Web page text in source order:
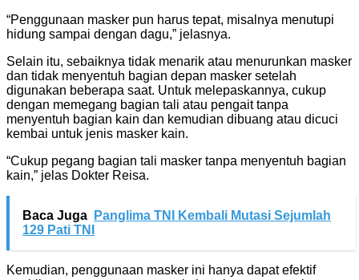
“Penggunaan masker pun harus tepat, misalnya menutupi
hidung sampai dengan dagu,” jelasnya.
Selain itu, sebaiknya tidak menarik atau menurunkan masker
dan tidak menyentuh bagian depan masker setelah
digunakan beberapa saat. Untuk melepaskannya, cukup
dengan memegang bagian tali atau pengait tanpa
menyentuh bagian kain dan kemudian dibuang atau dicuci
kembai untuk jenis masker kain.
“Cukup pegang bagian tali masker tanpa menyentuh bagian
kain,” jelas Dokter Reisa.
Baca Juga
Panglima TNI Kembali Mutasi Sejumlah
129 Pati TNI
Kemudian, penggunaan masker ini hanya dapat efektif